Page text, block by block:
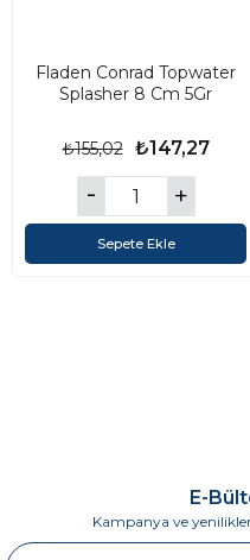
Fladen Conrad Topwater
Splasher 8 Cm 5Gr
₺147,27
₺155,02
Sepete Ekle
E-
Kampanya ve